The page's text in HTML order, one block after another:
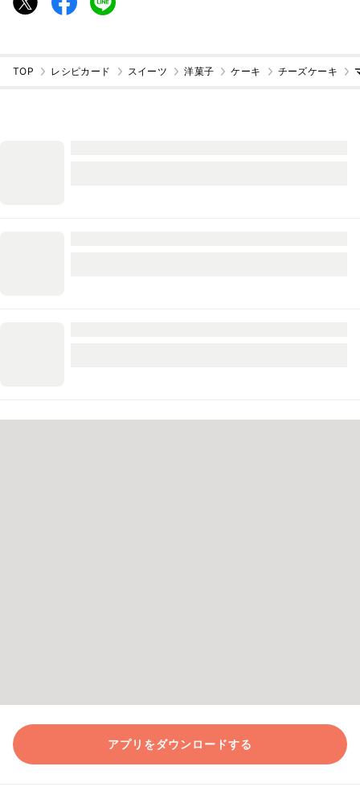
TOP レシピカード スイーツ 洋菓子 ケーキ チーズケーキ
アプリをダウンロードする